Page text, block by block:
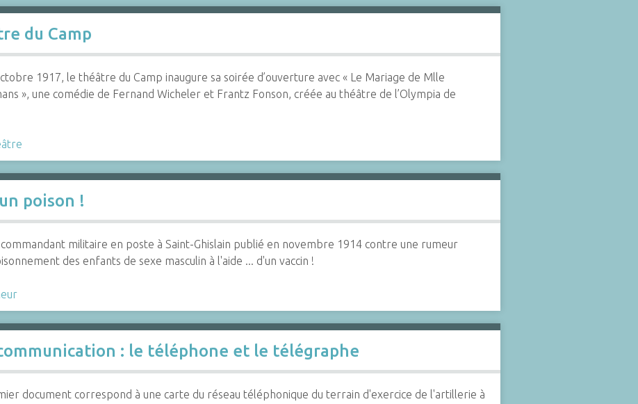
du Camp
1917, le théâtre du Camp inaugure sa soirée d’ouverture avec « Le Mariage de Mlle
», une comédie de Fernand Wicheler et Frantz Fonson, créée au théâtre de l’Olympia de
poison !
commandant militaire en poste à Saint-Ghislain publié en novembre 1914 contre une rumeur
des enfants de sexe masculin à l'aide ... d'un vaccin !
: le téléphone et le télégraphe
document correspond à une carte du réseau téléphonique du terrain d'exercice de l'artillerie à